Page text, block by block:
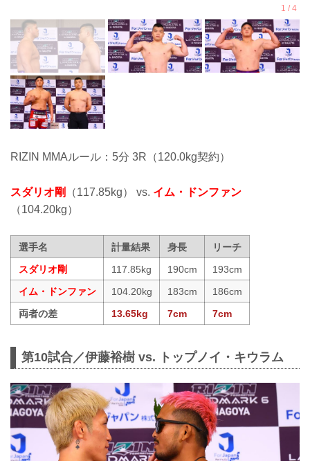
RIZIN MMAルール：5分 3R（120.0kg契約）
スダリオ剛 （117.85kg） vs. イム・ドンファン
（104.20kg）
選手名 計量結果 身長
リーチ
スダリオ剛
117.85kg 190cm
193cm
イム・ドンファン
104.20kg 183cm
186cm
両者の差
13.65kg 7cm 7cm
第10試合／伊藤裕樹 vs. トップノイ・キウラム